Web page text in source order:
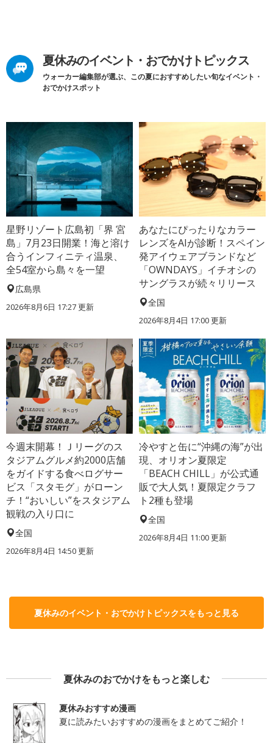
夏休みのイベント・おでかけトピックス
ウォーカー編集部が選ぶ、この夏におすすめしたい旬なイベント・
おでかけスポット
星野リゾート広島初「界 宮
島」7月23日開業！海と溶け
合うインフィニティ温泉、
全54室から島々を一望
広島県
2026年8月6日 17:27更新
あなたにぴったりなカラー
レンズをAIが診断！スペイン
発アイウェアブランドなど
「OWNDAYS」イチオシの
サングラスが続々リリース
全国
2026年8月4日 17:00更新
今週末開幕！Ｊリーグのス
タジアムグルメ約2000店舗
をガイドする食べログサー
ビス「スタモグ」がローン
チ！“おいしい”をスタジアム
観戦の入り口に
全国
2026年8月4日 14:50更新
冷やすと缶に“沖縄の海”が出
現、オリオン夏限定
「BEACH CHILL」が公式通
販で大人気！夏限定クラフ
ト2種も登場
全国
2026年8月4日 11:00更新
夏休みのイベント・おでかけトピックスをもっと見る
夏休みのおでかけをもっと楽しむ
夏休みおすすめ漫画
夏に読みたいおすすめの漫画をまとめてご紹介！